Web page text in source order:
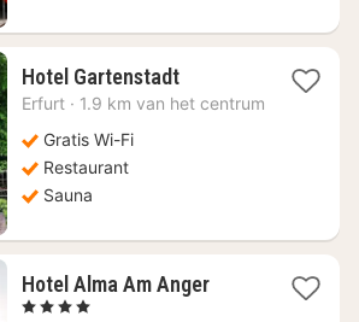
Hotel Gartenstadt1
nacht
Erfurt · 1.9 km van het centrum
Gratis Wi-Fi
Restaurant
Sauna
Hotel Alma Am Anger1
, 4 Sterren